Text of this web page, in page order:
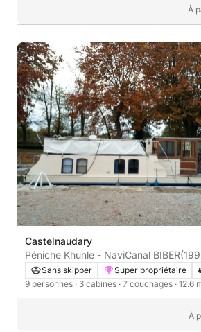
À
Castelnaudary
Péniche Khunle - NaviCanal BIBER
Sans skipper Super propriétaire
9 personnes · 3 cabines · 7 couchages · 12.6
À